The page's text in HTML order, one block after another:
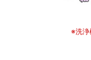
※洗浄